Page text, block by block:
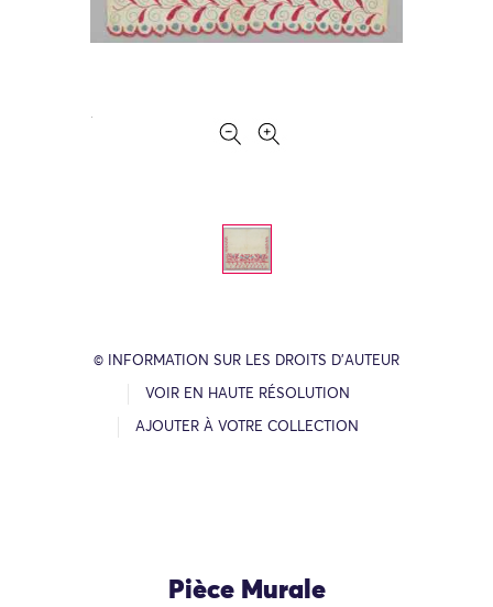
© INFORMATION SUR LES DROITS D’AUTEUR
VOIR EN HAUTE RÉSOLUTION
AJOUTER À VOTRE COLLECTION
Pièce Murale